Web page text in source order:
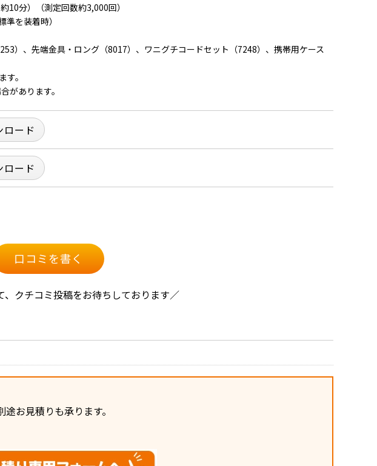
10分）（測定回数約3,000回）
を装着時）
）、先端金具・ロング（8017）、ワニグチコードセット（7248）、携帯用ケース
。
があります。
ロード
ロード
口コミを書く
、クチコミ投稿をお待ちしております／
お見積りも承ります。